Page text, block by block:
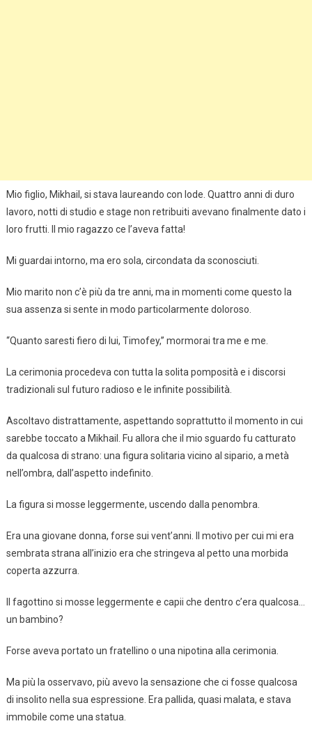
Mio figlio, Mikhail, si stava laureando con lode. Quattro anni di duro
lavoro, notti di studio e stage non retribuiti avevano finalmente dato i
loro frutti. Il mio ragazzo ce l’aveva fatta!
Mi guardai intorno, ma ero sola, circondata da sconosciuti.
Mio marito non c’è più da tre anni, ma in momenti come questo la
sua assenza si sente in modo particolarmente doloroso.
“Quanto saresti fiero di lui, Timofey,” mormorai tra me e me.
La cerimonia procedeva con tutta la solita pomposità e i discorsi
tradizionali sul futuro radioso e le infinite possibilità.
Ascoltavo distrattamente, aspettando soprattutto il momento in cui
sarebbe toccato a Mikhail. Fu allora che il mio sguardo fu catturato
da qualcosa di strano: una figura solitaria vicino al sipario, a metà
nell’ombra, dall’aspetto indefinito.
La figura si mosse leggermente, uscendo dalla penombra.
Era una giovane donna, forse sui vent’anni. Il motivo per cui mi era
sembrata strana all’inizio era che stringeva al petto una morbida
coperta azzurra.
Il fagottino si mosse leggermente e capii che dentro c’era qualcosa…
un bambino?
Forse aveva portato un fratellino o una nipotina alla cerimonia.
Ma più la osservavo, più avevo la sensazione che ci fosse qualcosa
di insolito nella sua espressione. Era pallida, quasi malata, e stava
immobile come una statua.